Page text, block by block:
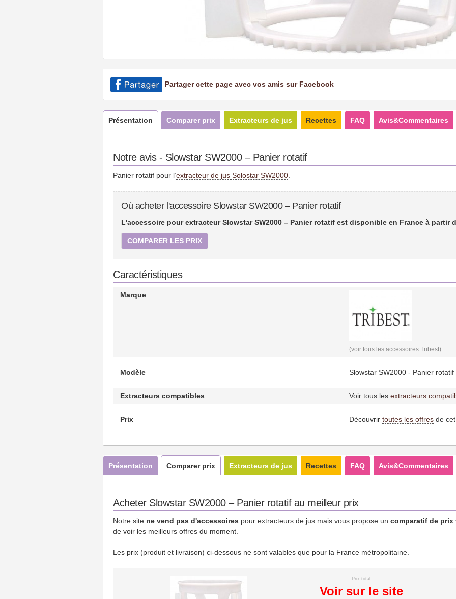
Partager cette page avec vos amis sur Facebook
Présentation Comparer prix Extracteurs de jus Recettes FAQ Avis&Commentaires
Notre avis - Slowstar SW2000 – Panier rotatif
Panier rotatif pour l’extracteur de jus Solostar SW2000
Où acheter l'accessoire Slowstar SW2000 – Panier rotatif
L'accessoire pour extracteur Slowstar SW2000 – Panier rotatif est disponible en France à partir
COMPARER LES PRIX
Caractéristiques
Marque
(voir tous les accessoires Tribest)
Modèle Slowstar SW2000 - Panier rotatif
Extracteurs compatibles Voir tous les extracteurs
Prix Découvrir toutes les offresde cet
Présentation Comparer prix Extracteurs de jus Recettes FAQ Avis&Commentaires
Acheter Slowstar SW2000 – Panier rotatif au meilleur prix
Notre site ne vend pas d'accessoires pour extracteurs de jus mais vous propose un comparatif de prix
de voir les meilleurs offres du moment.
Les prix (produit et livraison) ci-dessous ne sont valables que pour la France métropolitaine.
Prix total
Voir sur le site